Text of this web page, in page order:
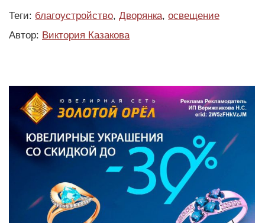
Теги: благоустройство, Дворянка, освещение
Автор: Виктория Казакова